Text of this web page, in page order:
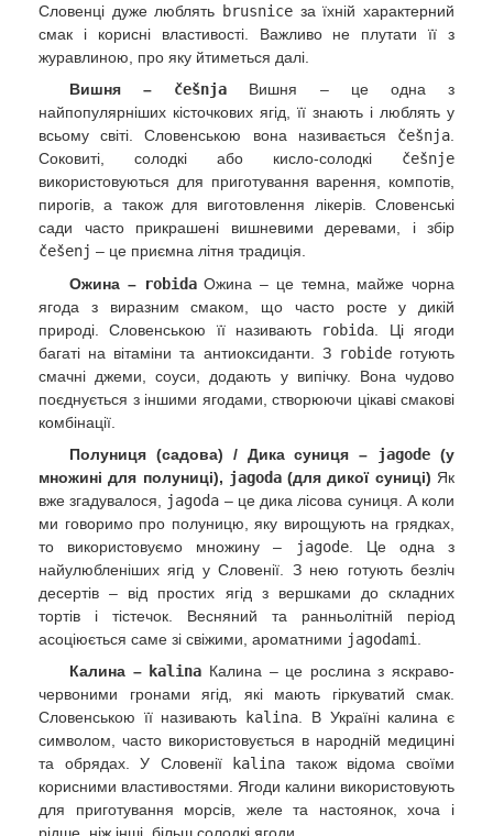
Словенці дуже люблять brusnice за їхній характерний
смак і корисні властивості. Важливо не плутати її з
журавлиною, про яку йтиметься далі.
Вишня – češnja Вишня – це одна з
найпопулярніших кісточкових ягід, її знають і люблять у
всьому світі. Словенською вона називається češnja.
Соковиті, солодкі або кисло-солодкі češnje
використовуються для приготування варення, компотів,
пирогів, а також для виготовлення лікерів. Словенські
сади часто прикрашені вишневими деревами, і збір
češenj – це приємна літня традиція.
Ожина – robidaОжина – це темна, майже чорна
ягода з виразним смаком, що часто росте у дикій
природі. Словенською її називають
robida . Ці ягоди
багаті на вітаміни та антиоксиданти. З robideготують
смачні джеми, соуси, додають у випічку. Вона чудово
поєднується з іншими ягодами, створюючи цікаві смакові
комбінації.
Полуниця (садова) / Дика суниця – jagode (у
множині для полуниці), jagoda(для дикої суниці) Як
вже згадувалося, jagoda – це дика лісова суниця. А коли
ми говоримо про полуницю, яку вирощують на грядках,
то використовуємо множину –
jagode. Це одна з
найулюбленіших ягід у Словенії. З нею готують безліч
десертів – від простих ягід з вершками до складних
тортів і тістечок. Весняний та ранньолітній період
асоціюється саме зі свіжими, ароматними jagodami
Калина – kalina Калина – це рослина з яскраво-
червоними гронами ягід, які мають гіркуватий смак.
Словенською її називають
kalina. В Україні калина є
символом, часто використовується в народній медицині
та обрядах. У Словенії
kalina також відома своїми
корисними властивостями. Ягоди калини використовують
для приготування морсів, желе та настоянок, хоча і